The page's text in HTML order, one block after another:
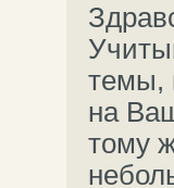
темы,
на
тому